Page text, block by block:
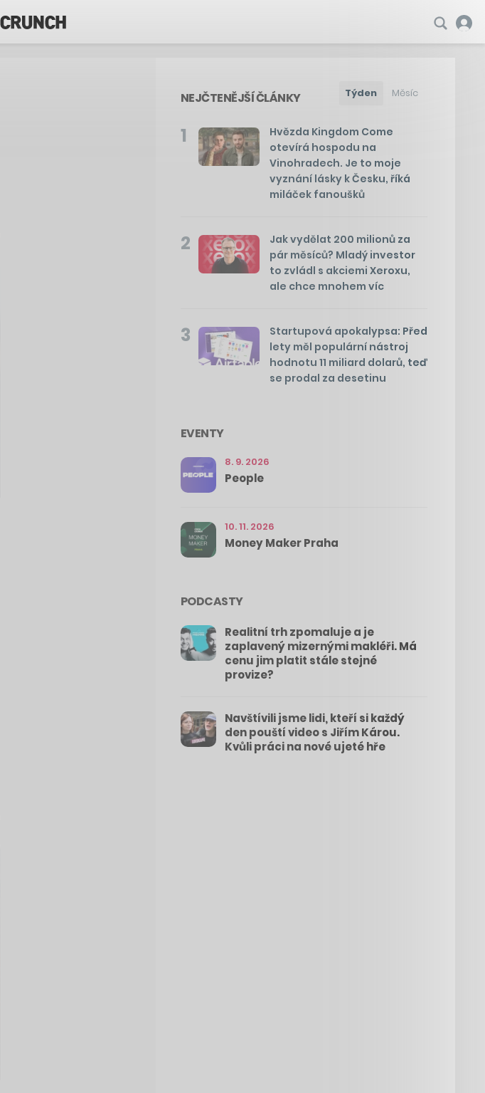
NEJČTENĚJŠÍ ČLÁNKY Týden Měsíc
1
Hvězda Kingdom Come
otevírá hospodu na
Vinohradech. Je to moje
vyznání lásky k Česku, říká
miláček fanoušků
2
Jak vydělat 200 milionů za
pár měsíců? Mladý investor
to zvládl s akciemi Xeroxu,
ale chce mnohem víc
3
Startupová apokalypsa: Před
lety měl populární nástroj
hodnotu 11 miliard dolarů, teď
se prodal za desetinu
EVENTY
8. 9. 2026
People
10. 11. 2026
Money Maker Praha
PODCASTY
Realitní trh zpomaluje a je
zaplavený mizernými makléři. Má
cenu jim platit stále stejné
provize?
Navštívili jsme lidi, kteří si každý
den pouští video s Jiřím Károu.
Kvůli práci na nové ujeté hře